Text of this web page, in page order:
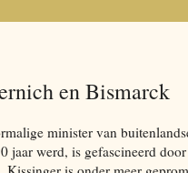
en Bismarck
minister van
jaar werd, is gefascineerd